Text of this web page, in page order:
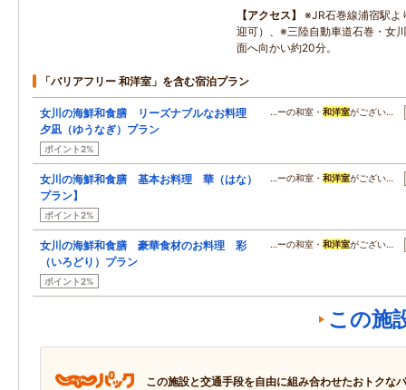
アクセス
※JR石巻線浦宿駅よ
迎可）、※三陸自動車道石巻・女
面へ向かい約20分。
「バリアフリー 和洋室」を含む宿泊プラン
女川の海鮮和食膳 リーズナブルなお料理
夕凪（ゆうなぎ）プラン
ポイント2%
…ーの和室・ 和洋室がござい…
女川の海鮮和食膳 基本お料理 華（はな）
プラン】
ポイント2%
…ーの和室・ 和洋室がござい…
女川の海鮮和食膳 豪華食材のお料理 彩
（いろどり）プラン
ポイント2%
…ーの和室・ 和洋室がござい…
この施
この施設と交通手段を自由に組み合わせたおトクな